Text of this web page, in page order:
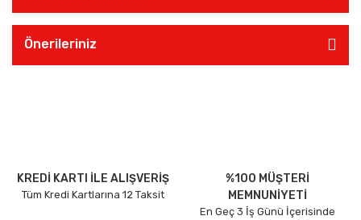
Önerileriniz
KREDİ KARTI İLE ALIŞVERİŞ
Tüm Kredi Kartlarına 12 Taksit
%100 MÜŞTERİ
MEMNUNİYETİ
En Geç 3 İş Günü İçerisinde